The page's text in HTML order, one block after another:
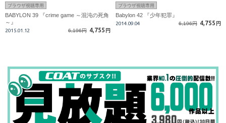
ブラウザ視聴専用
BABYLON 39 『crime game ～混沌の死角
～』
2015.01.12 6,196円 4,755 円
ブラウザ視聴専用
Babylon 42 『少年犯罪』
2014.09.04 6,196円 4,755 円